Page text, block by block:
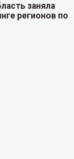
заняла
регионов по